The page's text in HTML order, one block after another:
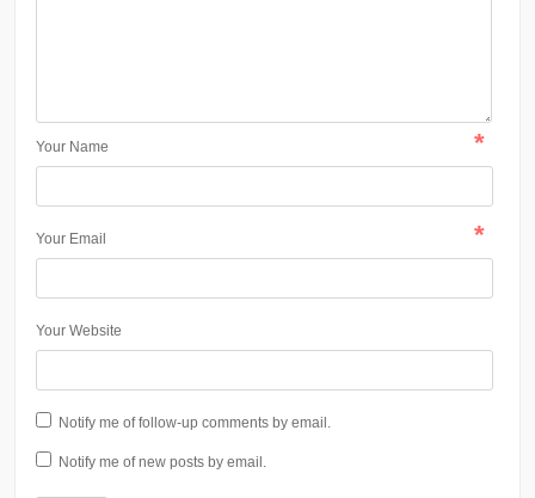
Your Name *
Your Email *
Your Website
Notify me of follow-up comments by email.
Notify me of new posts by email.